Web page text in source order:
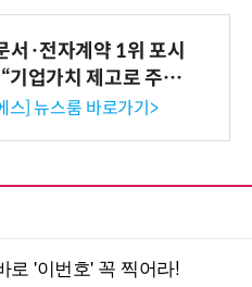
서·전자계약 1위 포시
기업가치 제고로 주주
화” 계획 공시
스] 뉴스룸 바로가기>